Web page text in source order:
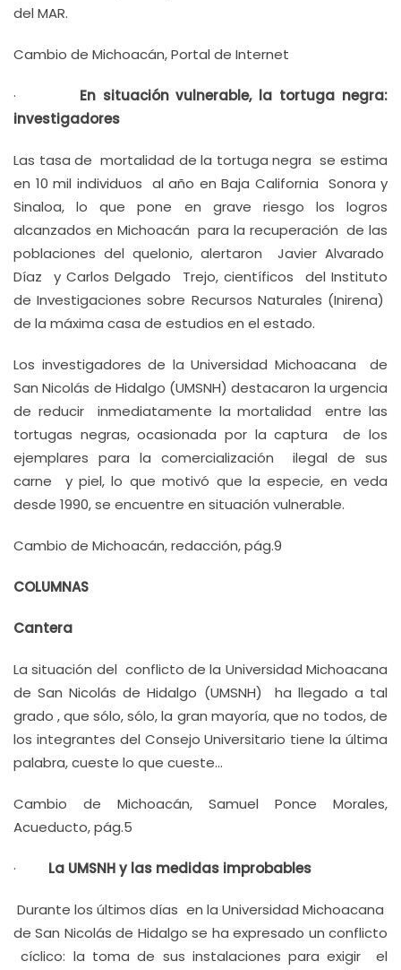
del MAR.
Cambio de Michoacán, Portal de Internet
· En situación vulnerable, la tortuga negra:
investigadores
Las tasa de mortalidad de la tortuga negra se estima
en 10 mil individuos al año en Baja California Sonora y
Sinaloa, lo que pone en grave riesgo los logros
alcanzados en Michoacán para la recuperación de las
poblaciones del quelonio, alertaron Javier Alvarado
Díaz y Carlos Delgado Trejo, científicos del Instituto
de Investigaciones sobre Recursos Naturales (Inirena)
de la máxima casa de estudios en el estado.
Los investigadores de la Universidad Michoacana de
San Nicolás de Hidalgo (UMSNH) destacaron la urgencia
de reducir inmediatamente la mortalidad entre las
tortugas negras, ocasionada por la captura de los
ejemplares para la comercialización ilegal de sus
carne y piel, lo que motivó que la especie, en veda
desde 1990, se encuentre en situación vulnerable.
Cambio de Michoacán, redacción, pág.9
COLUMNAS
Cantera
La situación del conflicto de la Universidad Michoacana
de San Nicolás de Hidalgo (UMSNH) ha llegado a tal
grado , que sólo, sólo, la gran mayoría, que no todos, de
los integrantes del Consejo Universitario tiene la última
palabra, cueste lo que cueste…
Cambio de Michoacán, Samuel Ponce Morales,
Acueducto, pág.5
· La UMSNH y las medidas improbables
Durante los últimos días en la Universidad Michoacana
de San Nicolás de Hidalgo se ha expresado un conflicto
cíclico: la toma de sus instalaciones para exigir el